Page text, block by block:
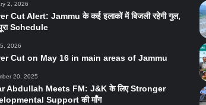
2, 2026
Cut Alert: Jammu के कई इलाकों में बिजली रहेगी गुल,
Schedule
2026
Cut on May 16 in main areas of Jammu
20, 2025
Abdullah Meets FM: J&K के लिए Stronger
Support की माँग